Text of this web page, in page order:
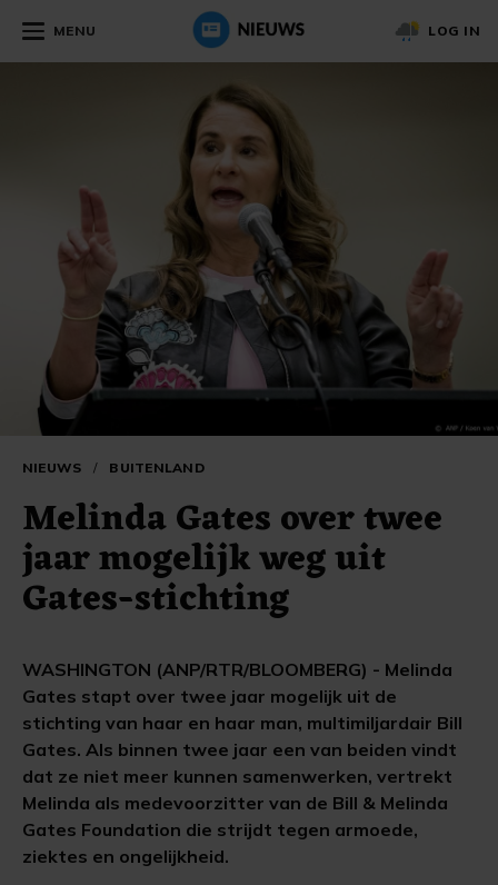
MENU LOG IN
NIEUWS / BUITENLAND
Melinda Gates over twee
jaar mogelijk weg uit
Gates-stichting
WASHINGTON (ANP/RTR/BLOOMBERG) - Melinda
Gates stapt over twee jaar mogelijk uit de
stichting van haar en haar man, multimiljardair Bill
Gates. Als binnen twee jaar een van beiden vindt
dat ze niet meer kunnen samenwerken, vertrekt
Melinda als medevoorzitter van de Bill & Melinda
Gates Foundation die strijdt tegen armoede,
ziektes en ongelijkheid.